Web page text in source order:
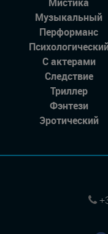
Музыкальный
Перформанс
С актерами
Следствие
Триллер
Фэнтези
Эротический